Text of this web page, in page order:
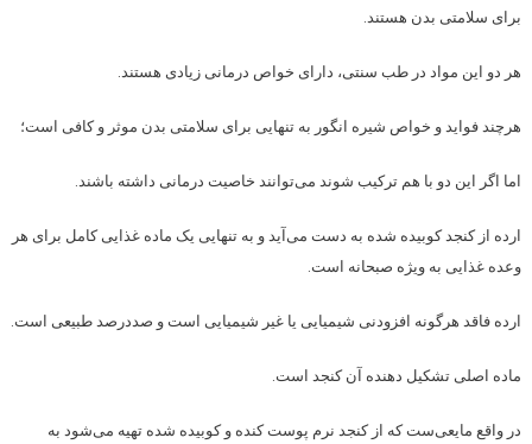
برای سلامتی بدن هستند.
هر دو این مواد در طب سنتی، دارای خواص درمانی زیادی هستند.
هرچند فواید و خواص شیره انگور به تنهایی برای سلامتی بدن موثر و کافی است؛
اما اگر این دو با هم ترکیب شوند می‌توانند خاصیت درمانی داشته باشند.
ارده از کنجد کوبیده شده به دست می‌آید و به تنهایی یک ماده غذایی کامل برای هر
وعده غذایی به ویژه صبحانه است.
ارده فاقد هرگونه افزودنی شیمیایی یا غیر شیمیایی است و صددرصد طبیعی است.
ماده اصلی تشکیل دهنده آن کنجد است.
در واقع مایعی‌ست که از کنجد نرم پوست کنده و کوبیده شده تهیه می‌شود به